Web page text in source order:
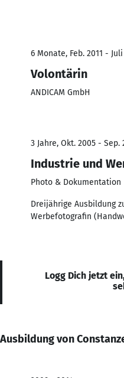
6 Monate, Feb. 2011 - Juli
Volontärin
ANDICAM GmbH
3 Jahre, Okt. 2005 - Sep.
Industrie und
Photo & Dokumentation
Dreijährige Ausbildung
Werbefotografin
Logg Dich jetzt
Ausbildung von